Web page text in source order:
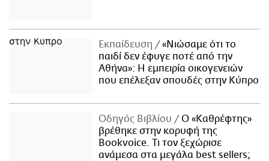
Εκπαίδευση
«Νιώσαμε ότι το
παιδί δεν έφυγε ποτέ από την
Αθήνα»: Η εμπειρία οικογενειών
που επέλεξαν σπουδές στην Κύπρο
Οδηγός Βιβλίου
Ο «Καθρέφτης»
βρέθηκε στην κορυφή της
Bookvoice. Τι τον ξεχώρισε
ανάμεσα στα μεγάλα best sellers;